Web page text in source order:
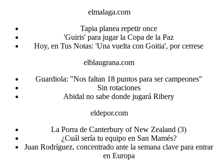
elmalaga.com
Tapia planea repetir once
'Guiris' para jugar la Copa de la Paz
Hoy, en Tus Notas: 'Una vuelta con Goitia', por cerrese
elblaugrana.com
Guardiola: "Nos faltan 18 puntos para ser campeones"
Sin rotaciones
Abidal no sabe donde jugará Ribery
eldepor.com
La Porra de Canterbury of New Zealand (3)
¿Cuál sería tu equipo en San Mamés?
Juan Rodríguez, concentrado ante la semana clave para entrar
en Europa